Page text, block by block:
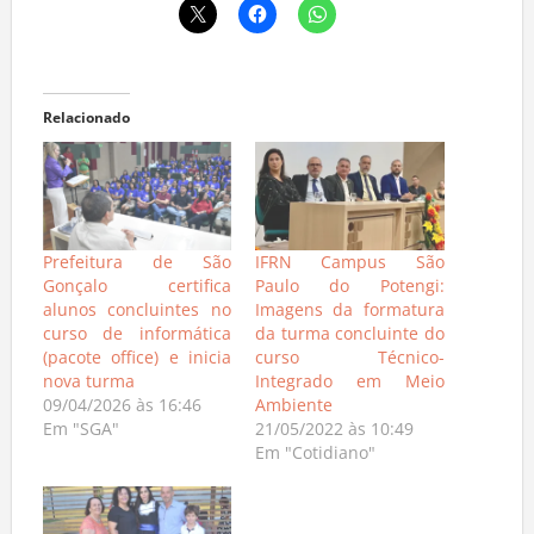
Relacionado
Prefeitura de São
Gonçalo certifica
alunos concluintes no
curso de informática
(pacote office) e inicia
nova turma
09/04/2026 às 16:46
Em "SGA"
IFRN Campus São
Paulo do Potengi:
Imagens da formatura
da turma concluinte do
curso Técnico-
Integrado em Meio
Ambiente
21/05/2022 às 10:49
Em "Cotidiano"